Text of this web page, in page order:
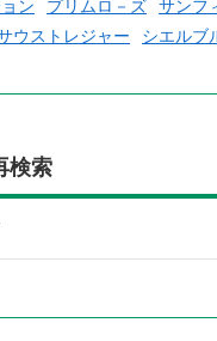
ン プリムロ－ズ サンフ
ウストレジャー シエルブ
検索